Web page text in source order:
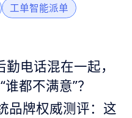
工单智能派单
电话混在一起，
都不满意”？
品牌权威测评：这